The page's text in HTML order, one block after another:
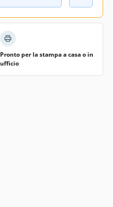
Pronto per la stampa a casa o in
ufficio